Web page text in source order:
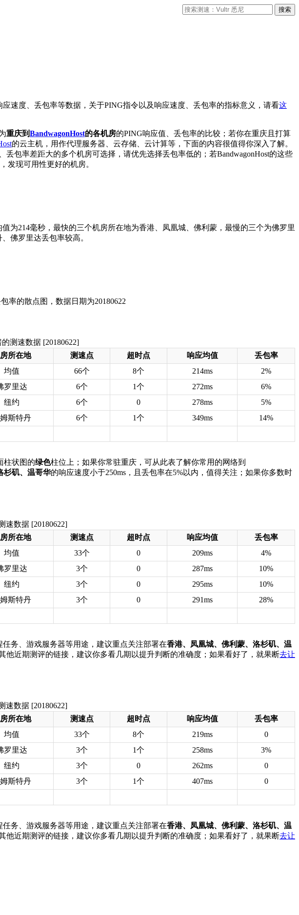
速度、丢包率等数据，关于PING指令以及响应速度、丢包率的指标意义，请看这
重庆到BandwagonHost的各机房的PING响应值、丢包率的比较；若你在重庆且打算
的云主机，用作代理服务器、云存储、云计算等，下面的内容很值得你深入了解。
丢包率差距大的多个机房可选择，请优先选择丢包率低的；若BandwagonHost的这些
发现可用性更好的机房。
为214毫秒，最快的三个机房所在地为香港、凤凰城、佛利蒙，最慢的三个为佛罗里
佛罗里达丢包率较高。
测速数据 [20180622]
所在地 测速点 超时点 响应均值
丢包率
均值 66个 8个 214ms
2%
罗里达 6个 1个 272ms
6%
纽约 6个 0 278ms
5%
斯特丹 6个 1个 349ms
14%
柱状图的绿色柱位上；如果你常驻重庆，可从此表了解你常用的网络到
杉矶、温哥华的响应速度小于250ms，且丢包率在5%以内，值得关注；如果你多数时
速数据 [20180622]
所在地 测速点 超时点 响应均值
丢包率
均值 33个 0 209ms
4%
罗里达 3个 0 287ms
10%
纽约 3个 0 295ms
10%
斯特丹 3个 0 291ms
28%
务、游戏服务器等用途，建议重点关注部署在香港、凤凰城、佛利蒙、洛杉矶、温
近期测评的链接，建议你多看几期以提升判断的准确度；如果看好了，就果断去让
速数据 [20180622]
所在地 测速点 超时点 响应均值
丢包率
均值 33个 8个 219ms
0
罗里达 3个 1个 258ms
3%
纽约 3个 0 262ms
0
斯特丹 3个 1个 407ms
0
任务、游戏服务器等用途，建议重点关注部署在香港、凤凰城、佛利蒙、洛杉矶、温
近期测评的链接，建议你多看几期以提升判断的准确度；如果看好了，就果断去让